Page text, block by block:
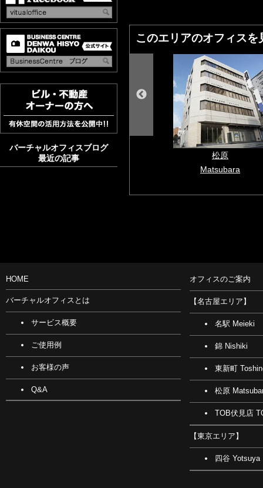
このエリアのオフィスを
Nishiki
松原
Matsubara
バーチャルオフィスブログ
最近の記事
HOME
バーチャルオフィスとは
サービス概要
ご使用例
お客様の声
Q&A
オフィスのご案内
【名古屋エリア】
名駅 Meieki
錦 Nishiki
東新町
松原
TOB伏見店
【東京エリア】
四谷 Yotsuya